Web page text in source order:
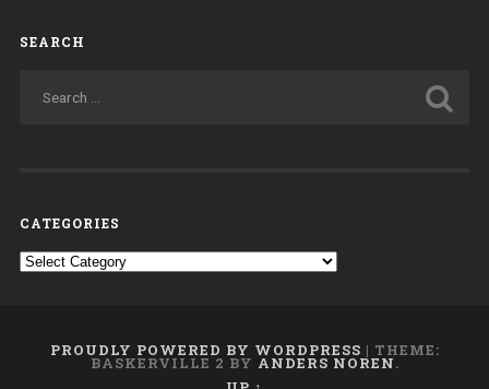
SEARCH
CATEGORIES
Categories
PROUDLY POWERED BY WORDPRESS | THEME:
BASKERVILLE 2 BY ANDERS NOREN.